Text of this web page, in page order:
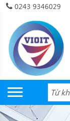
0243 9346029